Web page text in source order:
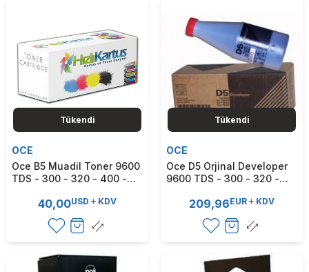
Tükendi
OCE
Oce B5 Muadil Toner 9600
TDS - 300 - 320 - 400 -
40,00USD KDV
Tükendi
OCE
Oce D5 Orjinal Developer
9600 TDS - 300 - 320 -
209,96EUR KDV